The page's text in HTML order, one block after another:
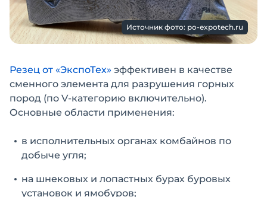
Источник фото: po-expotech.ru
Резец от «ЭкспоТех» эффективен в качестве
сменного элемента для разрушения горных
пород (по V-категорию включительно).
Основные области применения:
в исполнительных органах комбайнов по
добыче угля;
на шнековых и лопастных бурах буровых
установок и ямобуров;